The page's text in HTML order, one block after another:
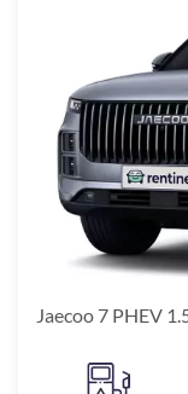
Jaecoo 7 PHEV